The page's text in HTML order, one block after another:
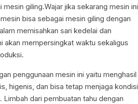
giling.Wajar jika sekarang mesin ini
bisa sebagai mesin giling dengan
memisahkan sari kedelai dan
akan mempersingkat waktu sekaligus
penggunaan mesin ini yaitu menghasil
higenis, dan bisa tetap menjaga kondisi
Limbah dari pembuatan tahu dengan